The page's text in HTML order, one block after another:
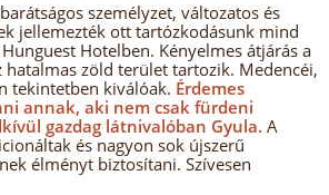
személyzet, változatos és
jellemezték ott tartózkodásunk mind
Hotelben. Kényelmes átjárás a
zöld terület tartozik. Medencéi,
tekintetben kiválóak. Érdemes
annak, aki nem csak fürdeni
gazdag látnivalóban Gyula. A
és nagyon sok újszerű
élményt biztosítani. Szívesen